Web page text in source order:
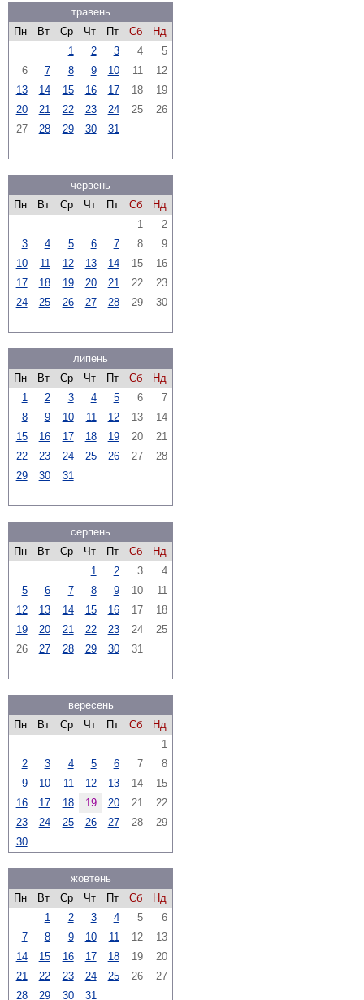
травень
Пн
Вт Ср Чт Пт Сб
Нд
1
2 3 4
5
6
7 8 9 10 11
12
13
14 15 16 17 18
19
20
21 22 23 24 25
26
27
28 29 30 31
червень
Пн
Вт Ср Чт Пт Сб
Нд
1
2
3
4 5 6 7 8
9
10
11 12 13 14 15
16
17
18 19 20 21 22
23
24
25 26 27 28 29 30
липень
Пн
Вт Ср Чт Пт Сб
Нд
1
2 3 4 5 6
7
8
9 10 11 12 13
14
15
16 17 18 19 20
21
22
23 24 25 26 27
28
29
30 31
серпень
Пн
Вт Ср Чт Пт Сб
Нд
1
2 3
4
5
6 7 8 9 10
11
12
13 14 15 16 17
18
19
20 21 22 23 24
25
26
27 28 29 30 31
вересень
Пн
Вт Ср Чт Пт Сб
Нд
1
2
3 4 5 6 7
8
9
10 11 12 13 14
15
16
17 18 19 20 21
22
23
24 25 26 27 28
29
30
жовтень
Пн
Вт Ср Чт Пт Сб
Нд
1
2 3 4 5
6
7
8 9 10 11 12
13
14
15 16 17 18 19
20
21
22 23 24 25 26
27
28
29 30 31